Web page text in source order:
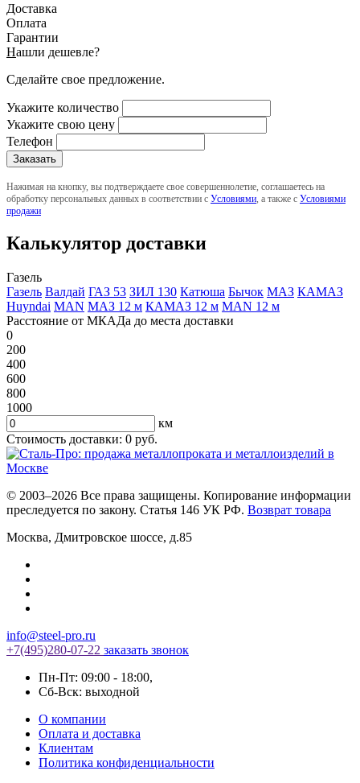
Доставка
Оплата
Гарантии
Нашли дешевле?
Сделайте свое предложение.
Укажите количество
Укажите свою цену
Телефон
Нажимая на кнопку, вы подтверждаете свое совершеннолетие, соглашаетесь на
обработку персональных данных в соответствии с Условиями , а также с Условиями
продажи
Калькулятор доставки
Газель
Газель Валдай ГАЗ 53 ЗИЛ 130 Катюша Бычок МАЗ КАМАЗ
Huyndai MAN МАЗ 12 м КАМАЗ 12 м MAN 12 м
Расстояние от МКАДа до места доставки
0
200
400
600
800
1000
км
Стоимость доставки: 0 руб.
© 2003–2026 Все права защищены. Копирование информации
преследуется по закону. Статья 146 УК РФ. Возврат товара
Москва, Дмитровское шоссе, д.85
info@steel-pro.ru
+7(495)280-07-22 заказать звонок
Пн-Пт: 09:00 - 18:00,
Cб-Вск: выходной
О компании
Оплата и доставка
Клиентам
Политика конфиденциальности